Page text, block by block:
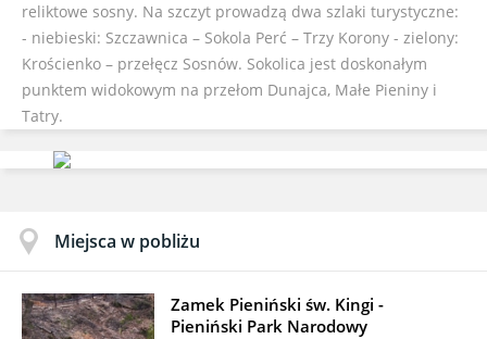
reliktowe sosny. Na szczyt prowadzą dwa szlaki turystyczne:
- niebieski: Szczawnica – Sokola Perć – Trzy Korony - zielony:
Krościenko – przełęcz Sosnów. Sokolica jest doskonałym
punktem widokowym na przełom Dunajca, Małe Pieniny i
Tatry.
Miejsca w pobliżu
Zamek Pieniński św. Kingi -
Pieniński Park Narodowy